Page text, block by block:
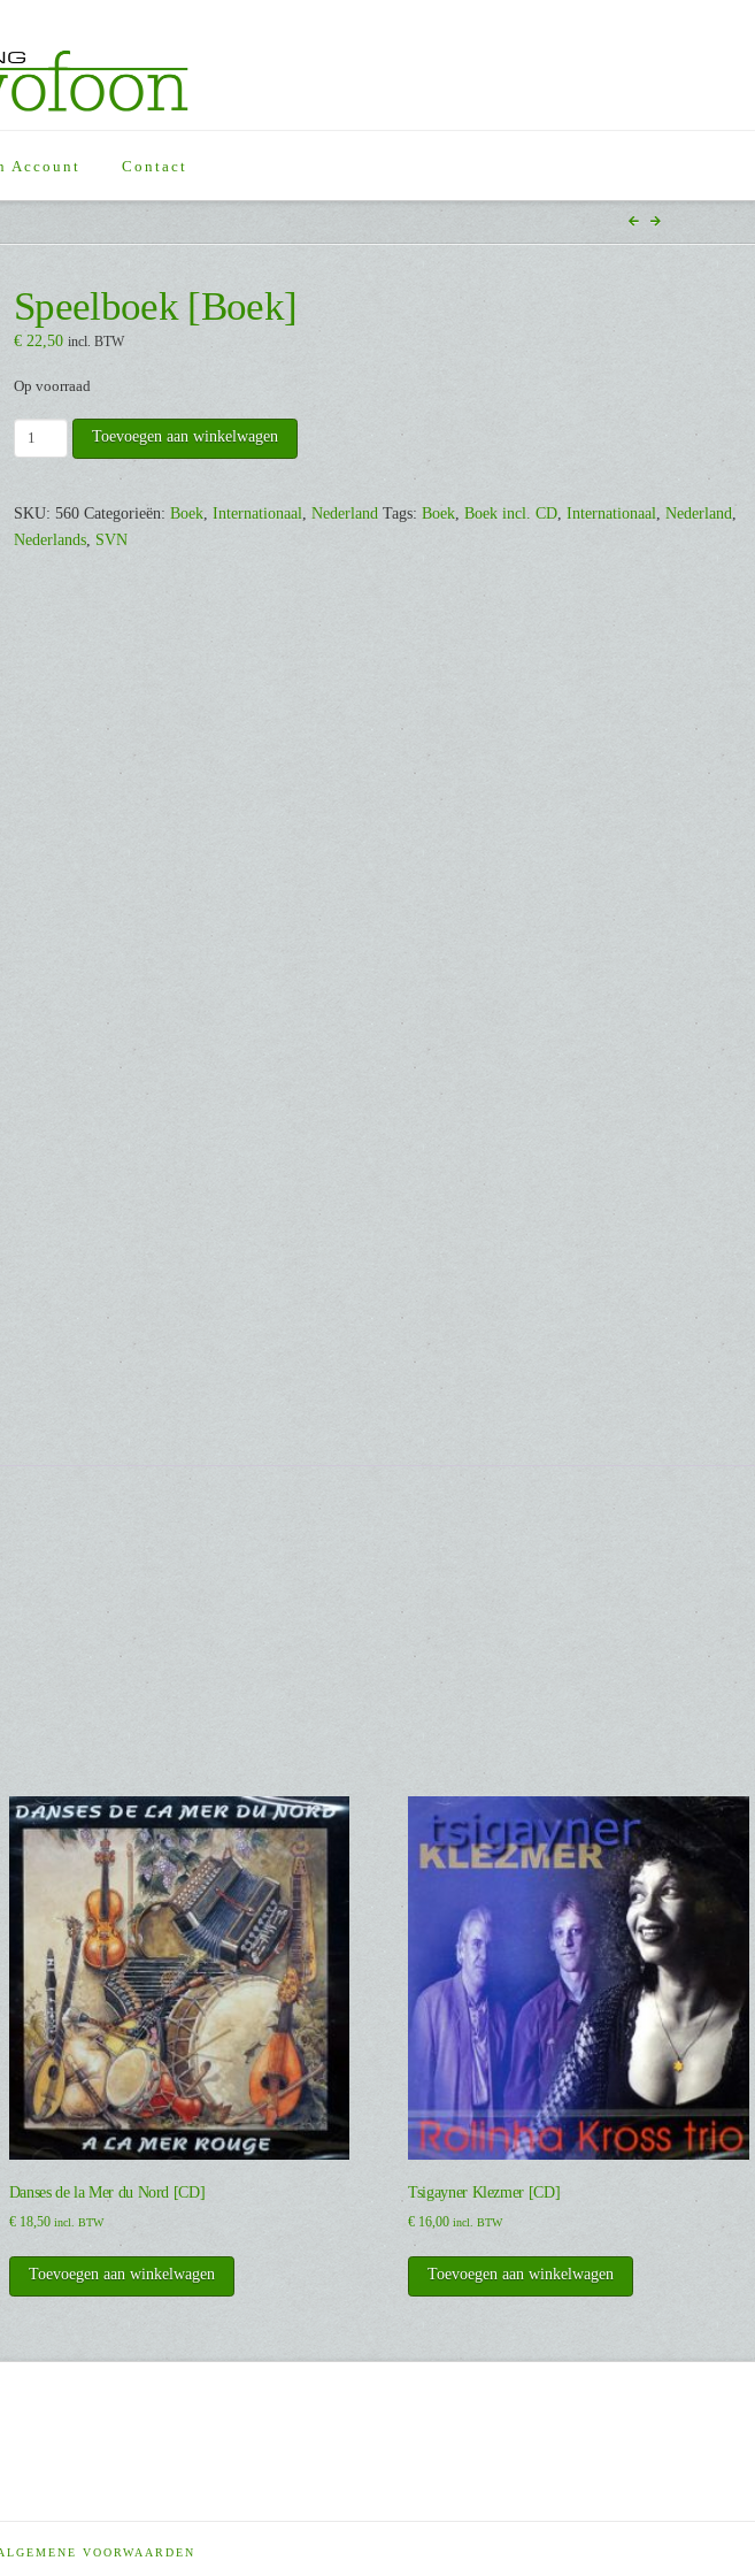
Account Contact
Speelboek [Boek]
€22,50 incl. BTW
Op voorraad
Speelboek
[Boek]
Toevoegen aan winkelwagen
SKU: 560 Categorieën: Boek, Internationaal, Nederland Tags: Boek, Boek incl. CD, Internationaal, Nederland,
Nederlands, SVN
Danses de la Mer du Nord [CD]
€18,50 incl. BTW
Toevoegen aan winkelwagen
Tsigayner Klezmer [CD]
€ 16,00 incl. BTW
Toevoegen aan winkelwagen
VOORWAARDEN